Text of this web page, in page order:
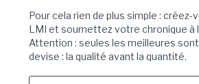
Pour cela rien de plus simple : créez-
LMI et soumettez votre chronique à
Attention : seules les meilleures
devise : la qualité avant la quantité.